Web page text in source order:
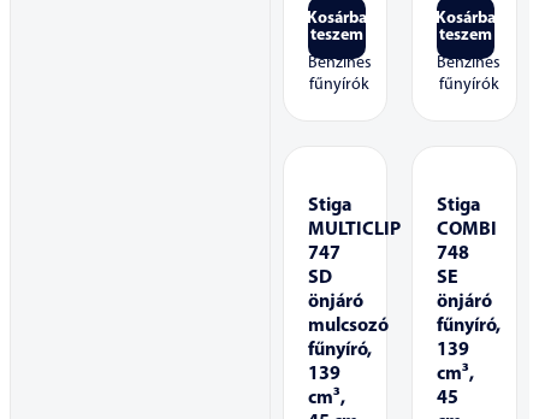
Kosárba
teszem
Benzines
fűnyírók
Kosárba
teszem
Benzines
fűnyírók
Stiga
MULTICLIP
747
SD
önjáró
mulcsozó
fűnyíró,
139
cm³,
Stiga
COMBI
748
SE
önjáró
fűnyíró,
139
cm³,
45